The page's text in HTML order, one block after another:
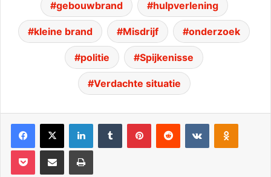
gebouwbrand hulpverlening
kleine brand Misdrijf onderzoek
politie Spijkenisse
Verdachte situatie
Facebook
X LinkedInTumblr PinterestReddit VKontakteOdnoklassniki
Pocket Deel via E-mail Print